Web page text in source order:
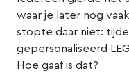
waar je later nog
stopte daar niet:
gepersonaliseerd
Hoe gaaf is dat?